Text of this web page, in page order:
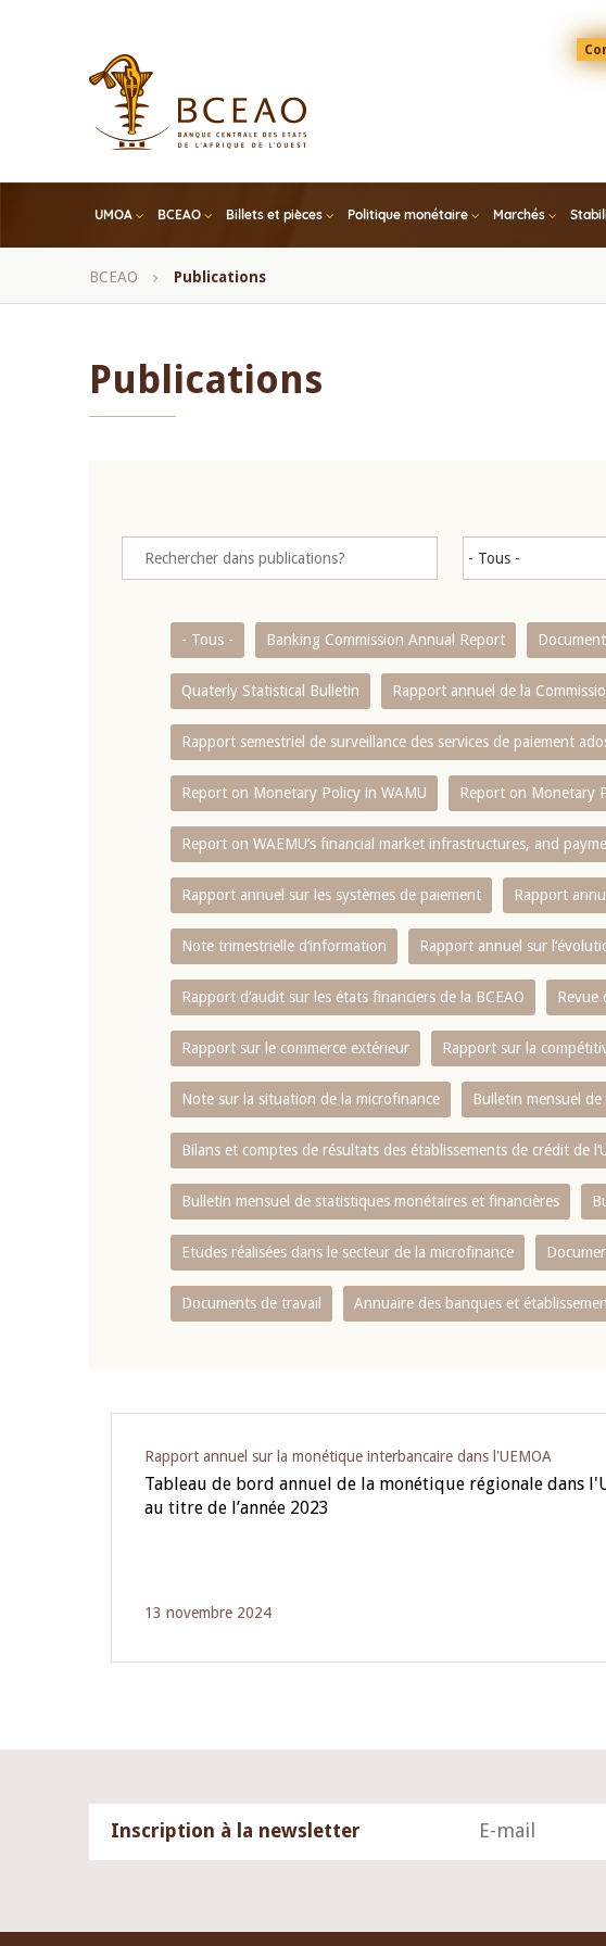
Top
UMOA BCEAO Billets et pièces Politique monétaire Marchés
Fil
BCEAO Publications
Publications
- Tous - Banking Commission Annual Report
Quaterly Statistical Bulletin Rapport annuel de la
Rapport semestriel de surveillance des services de paiement
Report on Monetary Policy in WAMU Report on Monetary
Report on WAEMU’s financial market infrastructures, and
Rapport annuel sur les systèmes de paiement Rapport
Note trimestrielle d‘information Rapport annuel sur
Rapport d‘audit sur les états financiers de la BCEAO Revue
Rapport sur le commerce extérieur Rapport sur la
Note sur la situation de la microfinance Bulletin mensuel
Bilans et comptes de résultats des établissements de crédit de
Bulletin mensuel de statistiques monétaires et financières
Etudes réalisées dans le secteur de la microfinance
Documents de travail Annuaire des banques et
Rapport annuel sur la monétique interbancaire dans l'UEMOA
Tableau de bord annuel de la monétique régionale dans
au titre de l’année 2023
13 novembre 2024
Inscription à la newsletter